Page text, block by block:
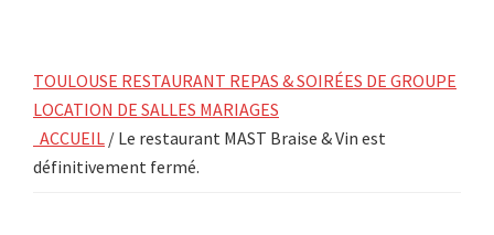
TOULOUSE RESTAURANT REPAS & SOIRÉES DE GROUPE
LOCATION DE SALLES MARIAGES
ACCUEIL / Le restaurant MAST Braise & Vin est
définitivement fermé.